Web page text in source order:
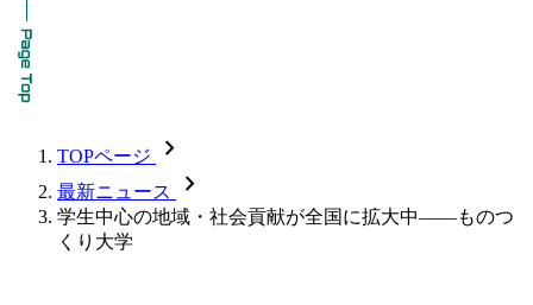
TOPページ chevron_forward
最新ニュース chevron_forward
学生中心の地域・社会貢献が全国に拡大中――ものつ
くり大学